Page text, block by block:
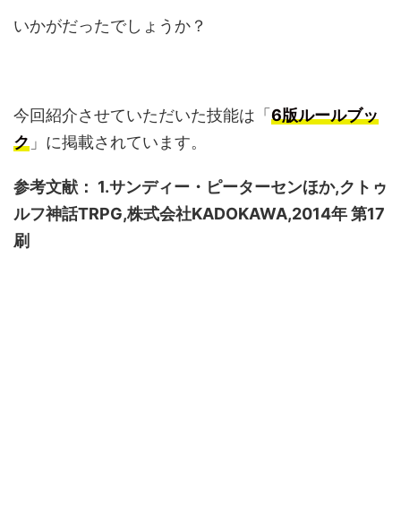
いかがだったでしょうか？
今回紹介させていただいた技能は「 6版ルールブッ
ク 」に掲載されています。
参考文献： 1.サンディー・ピーターセンほか,クトゥ
ルフ神話TRPG,株式会社KADOKAWA,2014年 第17
刷